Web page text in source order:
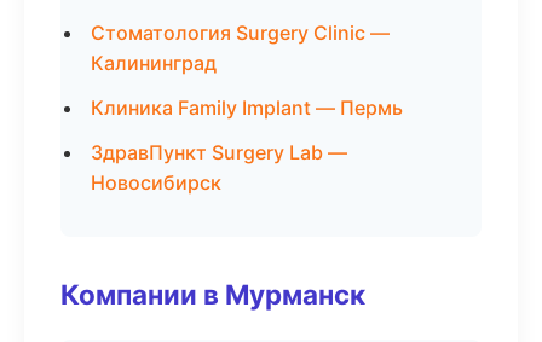
Стоматология Surgery Clinic —
Калининград
Клиника Family Implant — Пермь
ЗдравПункт Surgery Lab —
Новосибирск
Компании в Мурманск